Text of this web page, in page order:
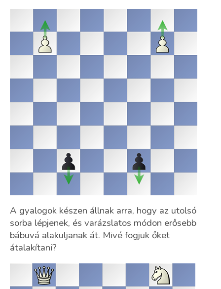
A gyalogok készen állnak arra, hogy az utolsó
sorba lépjenek, és varázslatos módon erősebb
bábuvá alakuljanak át. Mivé fogjuk őket
átalakítani?